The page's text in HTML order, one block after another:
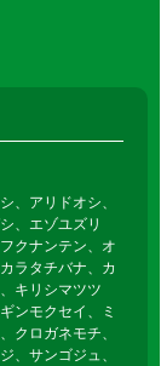
、アリドオシ、
、エゾユズリ
クナンテン、オ
ラタチバナ、カ
キリシマツツ
ンモクセイ、ミ
クロガネモチ、
、サンゴジュ、